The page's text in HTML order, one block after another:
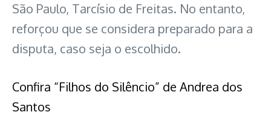
São Paulo, Tarcísio de Freitas. No entanto,
reforçou que se considera preparado para a
disputa, caso seja o escolhido.
Confira “Filhos do Silêncio” de Andrea dos
Santos